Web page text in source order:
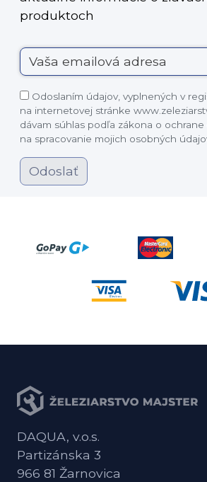
produktoch
Odoslaním údajov, vyplnených v
na internetovej stránke
dávam súhlas podľa zákona o
na spracovanie mojich osobných
Odoslať
DAQUA, v.o.s.
Partizánska 3
966 81 Žarnovica